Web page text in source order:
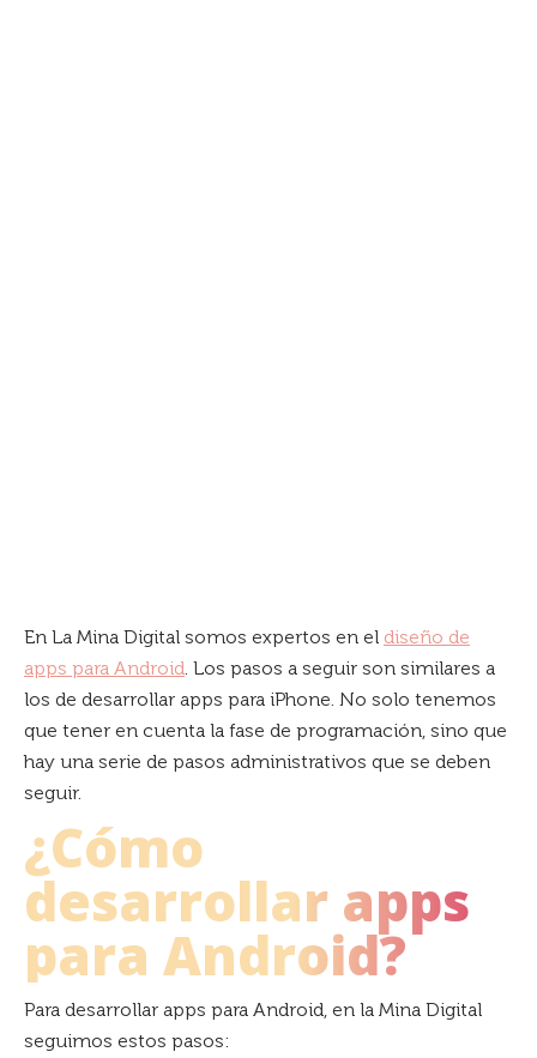
En La Mina Digital somos expertos en el diseño de
apps para Android. Los pasos a seguir son similares a
los de desarrollar apps para iPhone. No solo tenemos
que tener en cuenta la fase de programación, sino que
hay una serie de pasos administrativos que se deben
seguir.
¿Cómo
desarrollar apps
para Android?
Para desarrollar apps para Android, en la Mina Digital
seguimos estos pasos: